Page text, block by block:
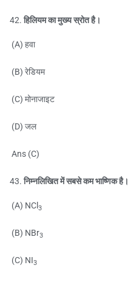
हिलियम का मुख्य स्रोत है।
(A) हवा
(B) रेडियम
(C) मोनाजाइट
(D) जल
Ans (C)
निम्नलिखित में सबसे कम भाष्णिक है।
(A) NCl 3
(B) NBr3
(C) NI3